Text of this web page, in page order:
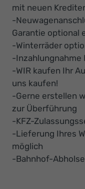
mit neuen
-
Garantie optional
-Winterräder
-Inzahlungnahme
-WIR kaufen Ihr
uns kaufen!
-Gerne erstellen
zur Überführung
-KFZ-
-Lieferung Ihres
möglich
-Bahnhof-